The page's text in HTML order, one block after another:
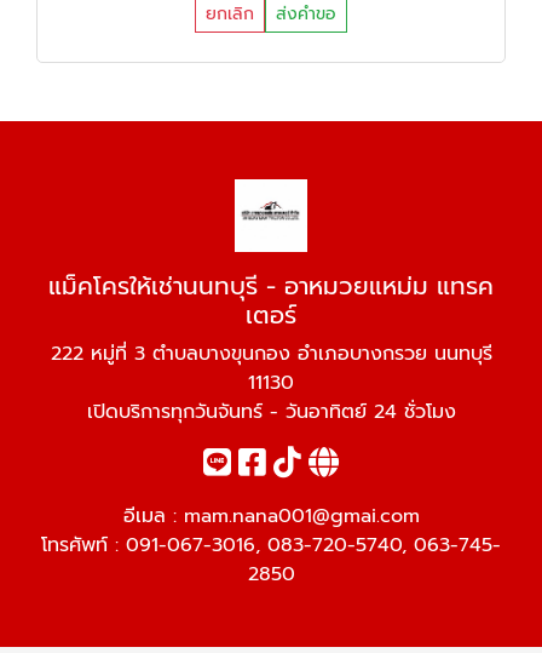
ยกเลิก ส่งคำขอ
แม็คโครให้เช่านนทบุรี - อาหมวยแหม่ม แทรค
เตอร์
222 หมู่ที่ 3 ตำบลบางขุนกอง อำเภอบางกรวย นนทบุรี
11130
เปิดบริการทุกวันจันทร์ - วันอาทิตย์ 24 ชั่วโมง
อีเมล : mam.nana001@gmai.com
โทรศัพท์ : 091-067-3016, 083-720-5740, 063-745-
2850